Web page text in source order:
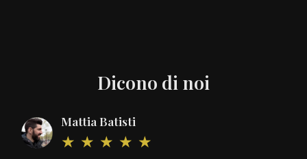
Dicono di noi
Mattia Batisti